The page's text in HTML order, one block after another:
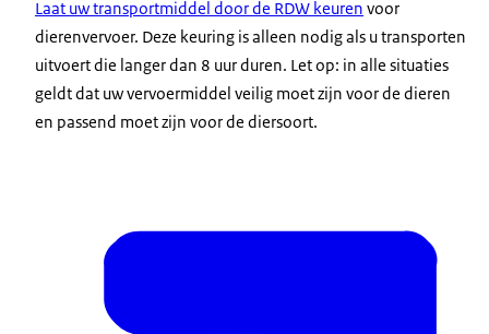
Laat uw transportmiddel door de RDW keuren voor
dierenvervoer. Deze keuring is alleen nodig als u transporten
uitvoert die langer dan 8 uur duren. Let op: in alle situaties
geldt dat uw vervoermiddel veilig moet zijn voor de dieren
en passend moet zijn voor de diersoort.